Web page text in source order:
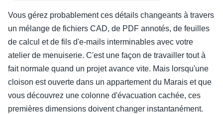
Vous gérez probablement ces détails changeants à travers
un mélange de fichiers CAD, de PDF annotés, de feuilles
de calcul et de fils d'e-mails interminables avec votre
atelier de menuiserie. C'est une façon de travailler tout à
fait normale quand un projet avance vite. Mais lorsqu'une
cloison est ouverte dans un appartement du Marais et que
vous découvrez une colonne d'évacuation cachée, ces
premières dimensions doivent changer instantanément.